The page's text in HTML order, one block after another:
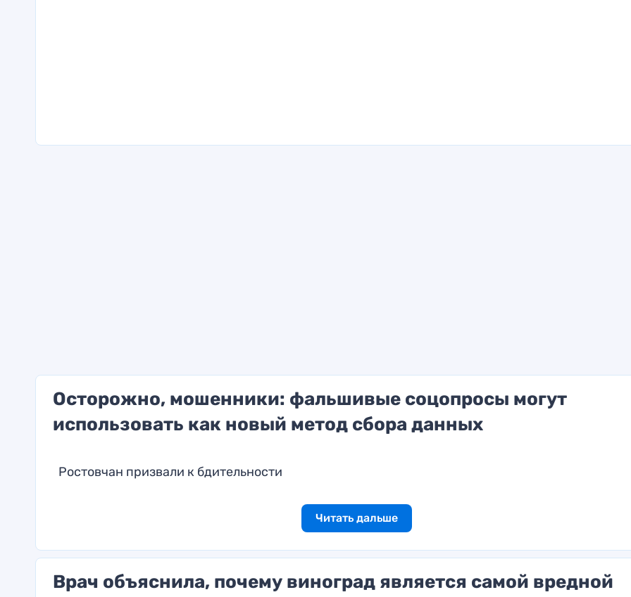
Осторожно, мошенники: фальшивые соцопросы могут
использовать как новый метод сбора данных
Ростовчан призвали к бдительности
Читать дальше
Врач объяснила, почему виноград является самой вредной